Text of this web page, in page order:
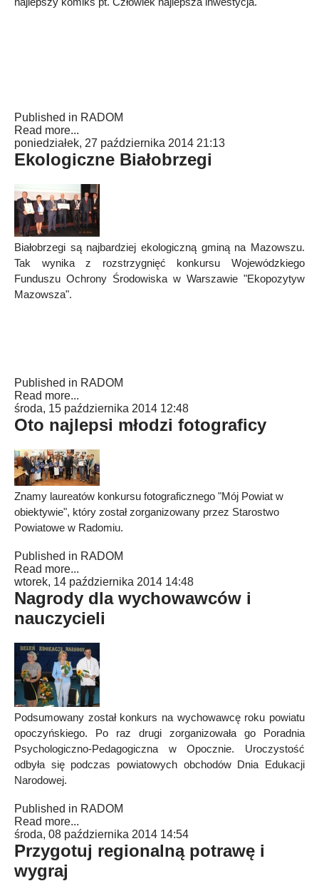
Published in RADOM
Read more...
poniedziałek, 27 października 2014 21:13
Ekologiczne Białobrzegi
Białobrzegi są najbardziej ekologiczną gminą na Mazowszu.
Tak wynika z rozstrzygnięć konkursu Wojewódzkiego
Funduszu Ochrony Środowiska w Warszawie "Ekopozytyw
Mazowsza".
Published in RADOM
Read more...
środa, 15 października 2014 12:48
Oto najlepsi młodzi fotograficy
Znamy laureatów konkursu fotograficznego "Mój Powiat w
obiektywie", który został zorganizowany przez Starostwo
Powiatowe w Radomiu.
Published in RADOM
Read more...
wtorek, 14 października 2014 14:48
Nagrody dla wychowawców i
nauczycieli
Podsumowany został konkurs na wychowawcę roku powiatu
opoczyńskiego. Po raz drugi zorganizowała go Poradnia
Psychologiczno-Pedagogiczna w Opocznie. Uroczystość
odbyła się podczas powiatowych obchodów Dnia Edukacji
Narodowej.
Published in RADOM
Read more...
środa, 08 października 2014 14:54
Przygotuj regionalną potrawę i
wygraj